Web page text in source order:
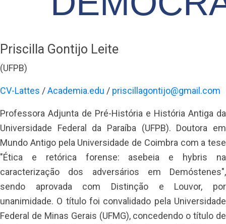
Priscilla Gontijo Leite
(UFPB)
CV-Lattes /Academia.edu / priscillagontijo@gmail.com
Professora Adjunta de Pré-História e História Antiga da
Universidade Federal da Paraíba (UFPB). Doutora em
Mundo Antigo pela Universidade de Coimbra com a tese
"Ética e retórica forense: asebeia e hybris na
caracterização dos adversários em Demóstenes",
sendo aprovada com Distinção e Louvor, por
unanimidade. O título foi convalidado pela Universidade
Federal de Minas Gerais (UFMG), concedendo o título de